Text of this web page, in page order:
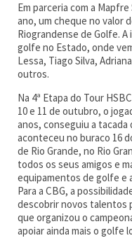
Em parceria com a
ano, um cheque no valor
Riograndense de Golfe.
golfe no Estado, onde
Lessa, Tiago Silva,
outros.
Na 4ª Etapa do Tour
10 e 11 de outubro, o
anos, conseguiu a tacada
aconteceu no buraco 16
de Rio Grande, no Rio
todos os seus amigos e
equipamentos de golfe e
Para a CBG, a
descobrir novos talentos
que organizou o
apoiar ainda mais o golfe